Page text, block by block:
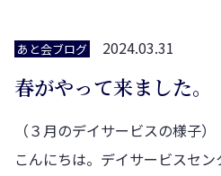
あと会ブログ 2024.03.31
春がやって来ました。
（３月のデイサービスの様子）
こんにちは。デイサービスセン